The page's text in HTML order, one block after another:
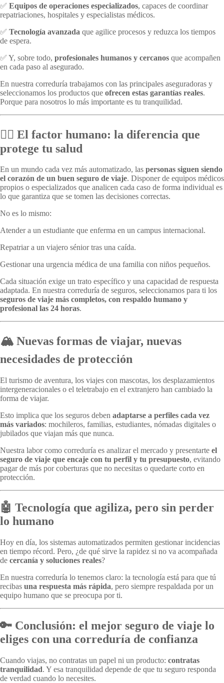
✅ Equipos de operaciones especializados, capaces de coordinar
repatriaciones, hospitales y especialistas médicos.
✅ Tecnología avanzada que agilice procesos y reduzca los tiempos
de espera.
✅ Y, sobre todo, profesionales humanos y cercanos que acompañen
en cada paso al asegurado.
En nuestra correduría trabajamos con las principales aseguradoras y
seleccionamos los productos que ofrecen estas garantías reales.
Porque para nosotros lo más importante es tu tranquilidad.
👨‍⚕️ El factor humano: la diferencia que
protege tu salud
En un mundo cada vez más automatizado, las personas siguen siendo
el corazón de un buen seguro de viaje. Disponer de equipos médicos
propios o especializados que analicen cada caso de forma individual es
lo que garantiza que se tomen las decisiones correctas.
No es lo mismo:
Atender a un estudiante que enferma en un campus internacional.
Repatriar a un viajero sénior tras una caída.
Gestionar una urgencia médica de una familia con niños pequeños.
Cada situación exige un trato específico y una capacidad de respuesta
adaptada. En nuestra correduría de seguros, seleccionamos para ti los
seguros de viaje más completos, con respaldo humano y
profesional las 24 horas.
🏔️ Nuevas formas de viajar, nuevas
necesidades de protección
El turismo de aventura, los viajes con mascotas, los desplazamientos
intergeneracionales o el teletrabajo en el extranjero han cambiado la
forma de viajar.
Esto implica que los seguros deben adaptarse a perfiles cada vez
más variados: mochileros, familias, estudiantes, nómadas digitales o
jubilados que viajan más que nunca.
Nuestra labor como correduría es analizar el mercado y presentarte el
seguro de viaje que encaje con tu perfil y tu presupuesto, evitando
pagar de más por coberturas que no necesitas o quedarte corto en
protección.
🤖 Tecnología que agiliza, pero sin perder
lo humano
Hoy en día, los sistemas automatizados permiten gestionar incidencias
en tiempo récord. Pero, ¿de qué sirve la rapidez si no va acompañada
de cercanía y soluciones reales?
En nuestra correduría lo tenemos claro: la tecnología está para que tú
recibas una respuesta más rápida, pero siempre respaldada por un
equipo humano que se preocupa por ti.
🔑 Conclusión: el mejor seguro de viaje lo
eliges con una correduría de confianza
Cuando viajas, no contratas un papel ni un producto: contratas
tranquilidad. Y esa tranquilidad depende de que tu seguro responda
de verdad cuando lo necesites.